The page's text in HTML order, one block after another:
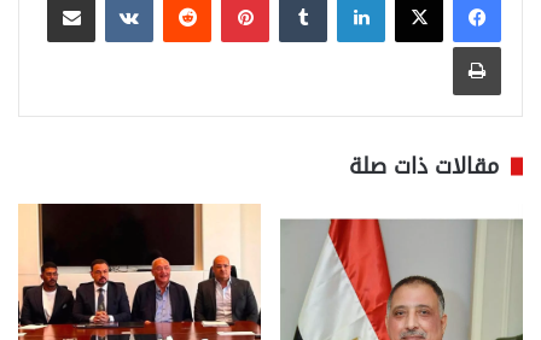
طباعة
مقالات ذات صلة